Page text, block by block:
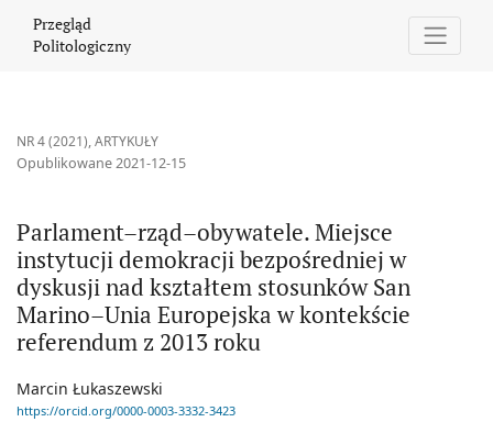
Przegląd
Politologiczny
NR 4 (2021),ARTYKUŁY
Parlament–rząd–obywatele. Miejsce
instytucji demokracji bezpośredniej w
dyskusji nad kształtem stosunków San
Marino–Unia Europejska w kontekście
referendum z 2013 roku
Opublikowane 2021-12-15
Marcin Łukaszewski
https://orcid.org/0000-0003-3332-3423